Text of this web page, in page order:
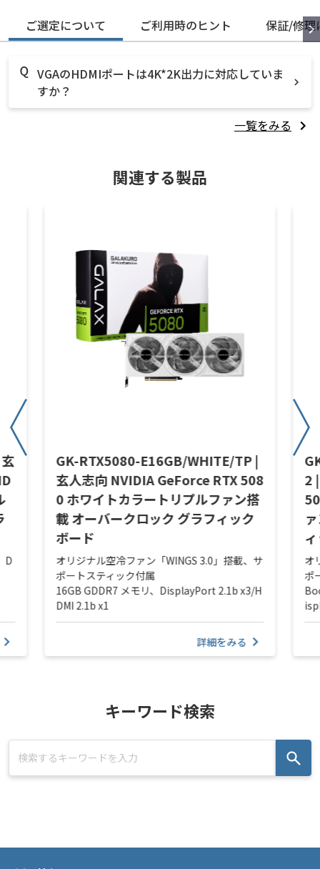
ご選定について ご利用時のヒント 保証/修理
VGAのHDMIポートは4K*2K出力に対応していま
すか？
一覧をみる
関連する製品
D
GK-RTX5080-E16GB/WHITE/TP |
玄人志向 NVIDIA GeForce RTX 508
0 ホワイトカラートリプルファン搭
載 オーバークロック グラフィック
ボード
オリジナル空冷ファン「WINGS 3.0」搭載、サ
ポートスティック付属
16GB GDDR7 メモリ、DisplayPort 2.1b x3/H
DMI 2.1b x1
詳細をみる
2
オ
ポ
キーワード検索